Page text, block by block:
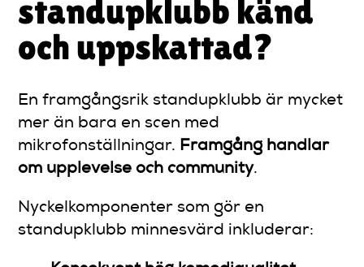
standupklubb känd
och uppskattad?
En framgångsrik standupklubb är mycket
mer än bara en scen med
mikrofonställningar. Framgång handlar
om upplevelse och community.
Nyckelkomponenter som gör en
standupklubb minnesvärd inkluderar: